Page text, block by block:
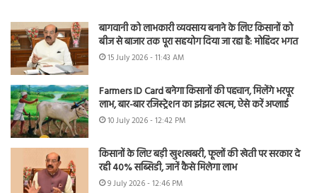
बागवानी को लाभकारी व्यवसाय बनाने के लिए किसानों को
बीज से बाजार तक पूरा सहयोग दिया जा रहा है: मोहिंदर भगत
15 July 2026 - 11:43 AM
Farmers ID Card बनेगा किसानों की पहचान, मिलेंगे भरपूर
लाभ, बार-बार रजिस्ट्रेशन का झंझट खत्म, ऐसे करें अप्लाई
10 July 2026 - 12:42 PM
किसानों के लिए बड़ी खुशखबरी, फूलों की खेती पर सरकार दे
रही 40% सब्सिडी, जानें कैसे मिलेगा लाभ
9 July 2026 - 12:46 PM